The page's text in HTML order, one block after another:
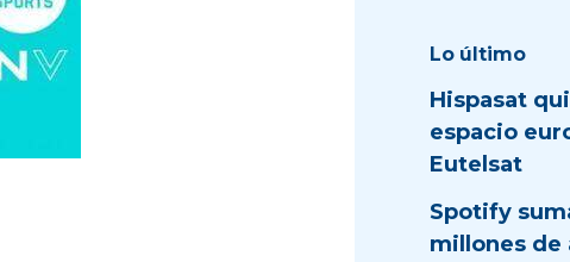
Lo último
Hispasat
espacio
Eutelsat
Spotify
millones de